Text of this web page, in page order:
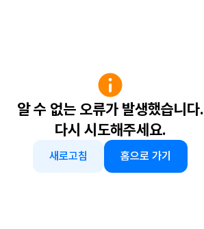
알 수 없는 오류가 발생했습니다.
다시 시도해주세요.
새로고침 홈으로 가기